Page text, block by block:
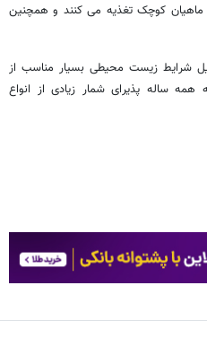
ماهیان کوچک تغذیه می کنند و همچنین
شرایط زیست محیطی بسیار مناسب از
ساله پذیرای شمار زیادی از انواع